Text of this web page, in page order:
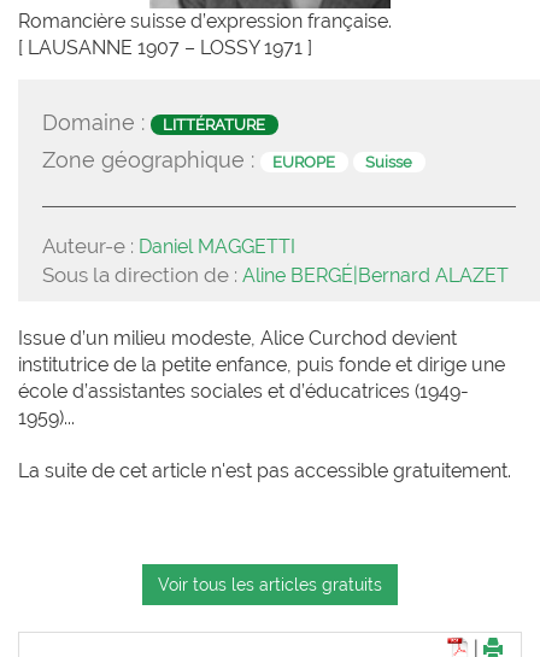
Romancière suisse d’expression française.
[ LAUSANNE 1907 – LOSSY 1971 ]
Domaine : LITTÉRATURE
Zone géographique : EUROPE Suisse
Auteur-e : Daniel MAGGETTI
Sous la direction de : Aline BERGÉ|Bernard ALAZET
Issue d’un milieu modeste, Alice Curchod devient
institutrice de la petite enfance, puis fonde et dirige une
école d’assistantes sociales et d’éducatrices (1949-
1959)...
La suite de cet article n'est pas accessible gratuitement.
Voir tous les articles gratuits